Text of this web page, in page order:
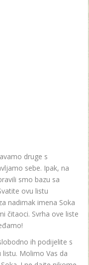
druge s
sebe. Ipak, na
smo bazu sa
ovu listu
nadimak imena Soka
čitaoci. Svrha ove liste
ih podijelite s
Molimo Vas da